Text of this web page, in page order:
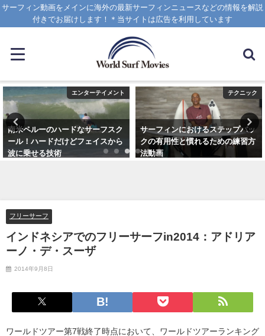
サーフィン動画をメインに海外の最新サーフィンニュースなどの情報を解説
付きでお届けします！＊当サイトは広告を利用しています
エンターテイメント
南米ペルーのハードなサーフスク
ール！ハードだけどフェイスから
波に乗せる技術
テクニック
サーフィンにおけるステップバッ
クの有用性と慣れるための練習方
法動画
フリーサーフ
インドネシアでのフリーサーフin2014：アドリア
ーノ・デ・スーザ
2014年9月8日
ワールドツアー第7戦終了時点において、ワールドツアーランキング